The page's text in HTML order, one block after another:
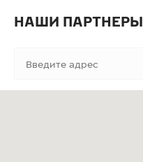
НАШИ ПАРТНЕРЫ